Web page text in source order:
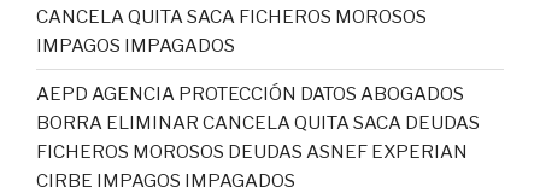
CANCELA QUITA SACA FICHEROS MOROSOS
IMPAGOS IMPAGADOS
AEPD AGENCIA PROTECCIÓN DATOS ABOGADOS
BORRA ELIMINAR CANCELA QUITA SACA DEUDAS
FICHEROS MOROSOS DEUDAS ASNEF EXPERIAN
CIRBE IMPAGOS IMPAGADOS